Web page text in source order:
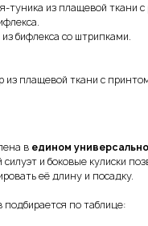
туника из плащевой ткани с
бифлекса со штрипками.
из плащевой ткани с
в едином
и боковые кулиски
её длину и посадку.
подбирается по таблице: